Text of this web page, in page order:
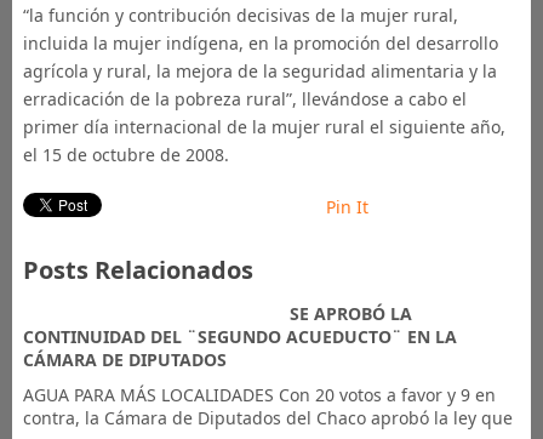
“la función y contribución decisivas de la mujer rural,
incluida la mujer indígena, en la promoción del desarrollo
agrícola y rural, la mejora de la seguridad alimentaria y la
erradicación de la pobreza rural”, llevándose a cabo el
primer día internacional de la mujer rural el siguiente año,
el 15 de octubre de 2008.
Pin It
Posts Relacionados
SE APROBÓ LA
CONTINUIDAD DEL ¨SEGUNDO ACUEDUCTO¨ EN LA
CÁMARA DE DIPUTADOS
​AGUA PARA MÁS LOCALIDADES Con 20 votos a favor y 9 en
contra, la Cámara de Diputados del Chaco aprobó la ley que